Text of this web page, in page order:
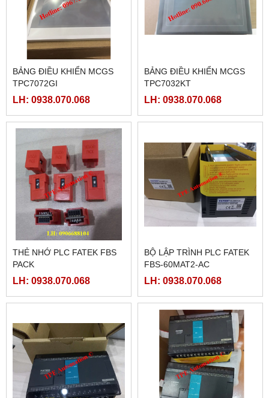
BẢNG ĐIỀU KHIỂN MCGS
TPC7072GI
LH: 0938.070.068
BẢNG ĐIỀU KHIỂN MCGS
TPC7032KT
LH: 0938.070.068
THẺ NHỚ PLC FATEK FBS
PACK
LH: 0938.070.068
BỘ LẬP TRÌNH PLC FATEK
FBS-60MAT2-AC
LH: 0938.070.068